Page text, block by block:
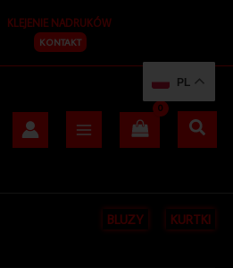
KLEJENIE NADRUKÓW
KONTAKT
BLUZY KURTKI
PL